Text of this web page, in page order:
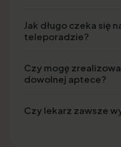
Jak długo czeka się
teleporadzie?
Czy mogę
dowolnej aptece?
Czy lekarz zawsze